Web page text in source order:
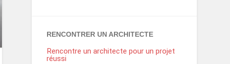
RENCONTRER UN ARCHITECTE
Rencontre un architecte pour un projet
réussi